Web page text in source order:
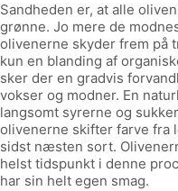
Sandheden er, at alle
grønne. Jo mere de
olivenerne skyder frem på
kun en blanding af
sker der en gradvis
vokser og modner. En
langsomt syrerne og
olivenerne skifter farve fra
sidst næsten sort.
helst tidspunkt i denne
har sin helt egen smag.